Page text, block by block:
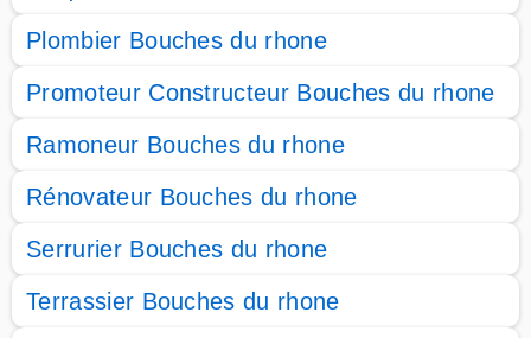
Plombier Bouches du rhone
Promoteur Constructeur Bouches du rhone
Ramoneur Bouches du rhone
Rénovateur Bouches du rhone
Serrurier Bouches du rhone
Terrassier Bouches du rhone